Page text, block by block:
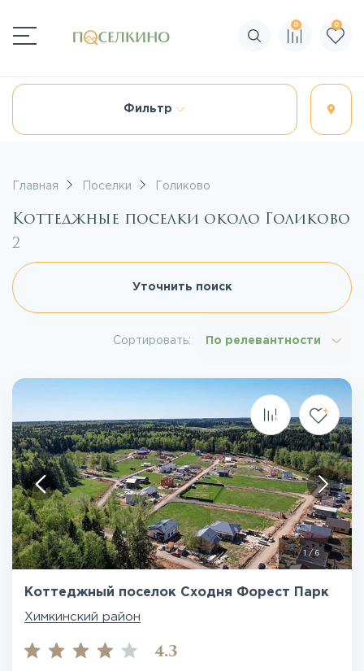
Поиск по сайту
0 0
Фильтр
Главная Поселки Голиково
Коттеджные поселки около Голиково
2
Уточнить поиск
Сортировать: По релевантности
1/6
Коттеджный поселок Сходня Форест Парк
Химкинский район
4.3